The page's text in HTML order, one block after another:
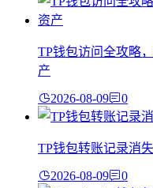
TP钱包访问全攻略
产
2026-08-09 0
TP钱包转账记录消
2026-08-09 0